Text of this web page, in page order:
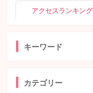
アクセスランキング
キーワード
カテゴリー